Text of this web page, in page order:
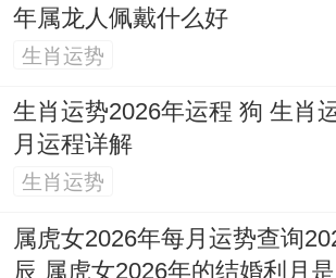
年属龙人佩戴什么好
生肖运势
生肖运势2026年运程 狗 生肖
月运程详解
生肖运势
属虎女2026年每月运势查询
辰 属虎女2026年的结婚利月是